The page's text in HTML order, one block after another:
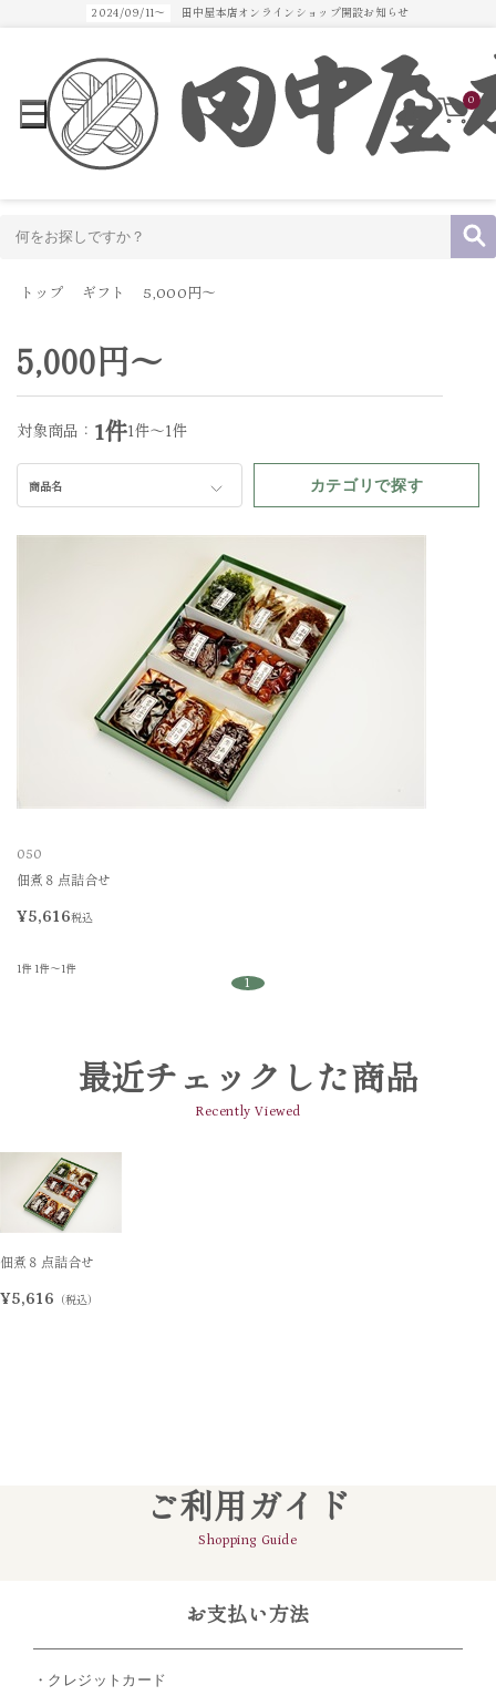
2024/09/11～ 田中屋本店オンラインショップ開設お知らせ
0
トップ ギフト 5,000円～
5,000円～
対象商品： 1件1件～1件
商品名 カテゴリで探す
050
佃煮８点詰合せ
¥5,616税込
1件 1件～1件
1
最近チェックした商品
Recently Viewed
佃煮８点詰合せ
¥5,616 （税込）
ご利用ガイド
Shopping Guide
お支払い方法
・クレジットカード